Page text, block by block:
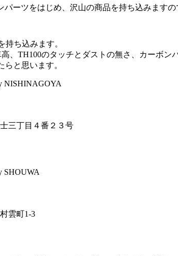
ーツをはじめ、沢山の商品を持ち込みます
持ち込みます。
、TH100のタッチとダストの無さ、カーボ
と思います。
NISHINAGOYA
三丁目４番２３号
SHOUWA
雲町1-3